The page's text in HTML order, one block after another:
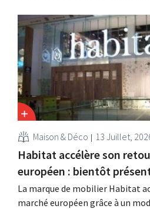
lentement, mais la croissance
résultats de Heron Foods ont
Maison & Déco 13 Juillet,
Habitat accélère son
européen : bientôt
La marque de mobilier Habitat
marché européen grâce à un